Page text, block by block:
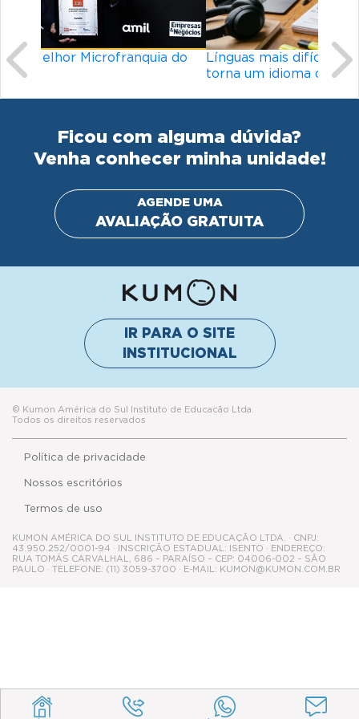
Línguas mais difíceis do mundo: o que
torna um idioma desafiador?
Ficou com alguma dúvida?
Venha conhecer minha unidade!
AGENDE UMA
AVALIAÇÃO GRATUITA
IR PARA O SITE
INSTITUCIONAL
© Kumon América do Sul Instituto de Educacão Ltda.
Todos os direitos reservados
Política de privacidade
Termos de uso
Nossos escritórios
KUMON AMÉRICA DO SUL INSTITUTO DE EDUCAÇÃO LTDA. · CNPJ:
43.950.252/0001-94 · INSCRIÇÃO ESTADUAL: ISENTO · ENDEREÇO:
RUA TOMÁS CARVALHAL, 686 – PARAÍSO – CEP: 04006-002 – SÃO
PAULO · TELEFONE: (11) 3059-3700 · E-MAIL: KUMON@KUMON.COM.BR